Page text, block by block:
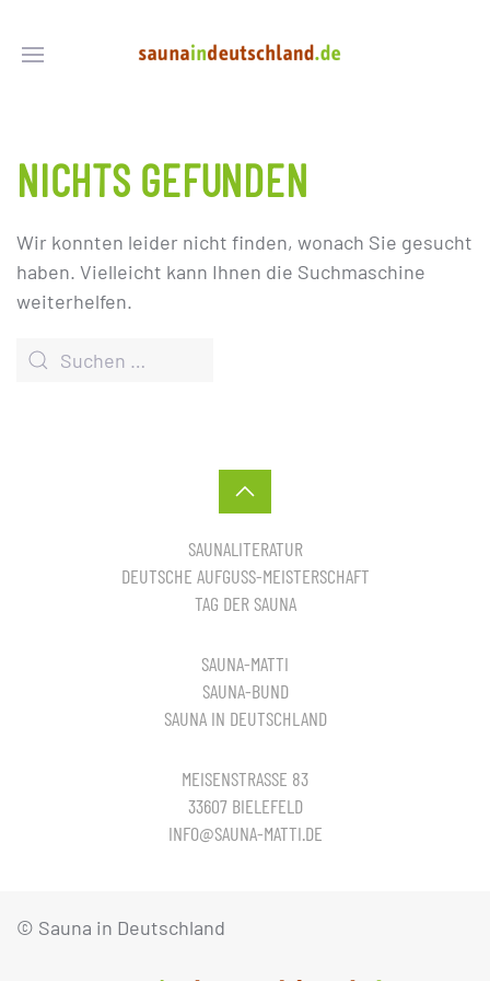
NICHTS GEFUNDEN
Wir konnten leider nicht finden, wonach Sie gesucht
haben. Vielleicht kann Ihnen die Suchmaschine
weiterhelfen.
SAUNALITERATUR
DEUTSCHE AUFGUSS-MEISTERSCHAFT
TAG DER SAUNA
SAUNA-MATTI
SAUNA-BUND
SAUNA IN DEUTSCHLAND
MEISENSTRASSE 83
33607 BIELEFELD
INFO@SAUNA-MATTI.DE
© Sauna in Deutschland